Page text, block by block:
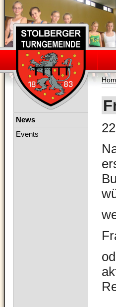
Navigation
News
Events